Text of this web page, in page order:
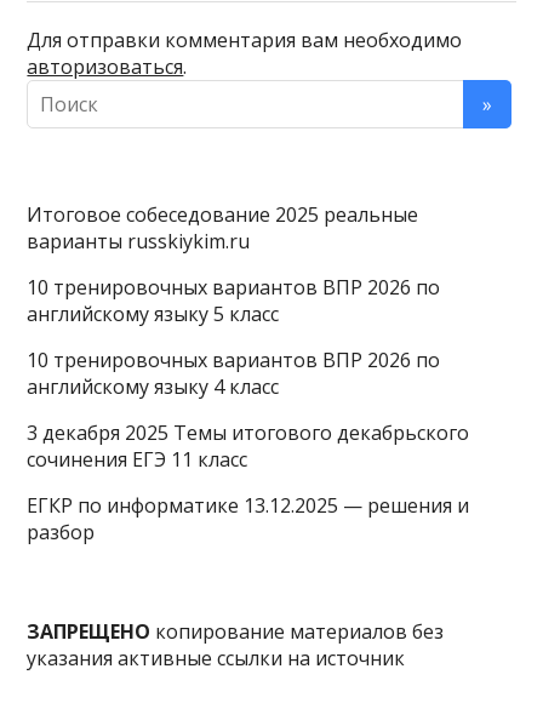
Для отправки комментария вам необходимо
авторизоваться.
Итоговое собеседование 2025 реальные
варианты russkiykim.ru
10 тренировочных вариантов ВПР 2026 по
английскому языку 5 класс
10 тренировочных вариантов ВПР 2026 по
английскому языку 4 класс
3 декабря 2025 Темы итогового декабрьского
сочинения ЕГЭ 11 класс
ЕГКР по информатике 13.12.2025 — решения и
разбор
ЗАПРЕЩЕНО копирование материалов без
указания активные ссылки на источник